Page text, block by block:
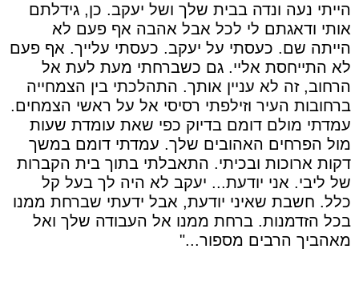
הייתי נעה ונדה בבית שלך ושל יעקב. כן, גידלתם
אותי ודאגתם לי לכל אבל אהבה אף פעם לא
הייתה שם. כעסתי על יעקב. כעסתי עלייך. אף פעם
לא התייחסת אליי. גם כשברחתי מעת לעת אל
הרחוב, זה לא עניין אותך. התהלכתי בין הצמחייה
ברחובות העיר וזילפתי רסיסי אל על ראשי הצמחים.
עמדתי מולם דומם בדיוק כפי שאת עומדת שעות
מול הפרחים האהובים שלך. עמדתי דומם במשך
דקות ארוכות ובכיתי. התאבלתי בתוך בית הקברות
של ליבי. אני יודעת... יעקב לא היה לך בעל קל
כלל. חשבת שאיני יודעת, אבל ידעתי שברחת ממנו
בכל הזדמנות. ברחת ממנו אל העבודה שלך ואל
מאהביך הרבים מספור..."